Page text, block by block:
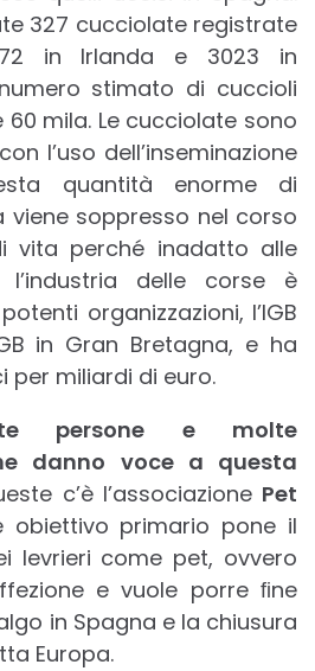
327 cucciolate registrate
in Irlanda e 3023 in
stimato di cuccioli
mila. Le cucciolate sono
l’uso dell’inseminazione
quantità enorme di
viene soppresso nel corso
vita perché inadatto alle
l’industria delle corse è
organizzazioni, l’IGB
in Gran Bretagna, e ha
per miliardi di euro.
persone e molte
danno voce a questa
c’è l’associazione Pet
obiettivo primario pone il
levrieri come pet, ovvero
e vuole porre ﬁne
in Spagna e la chiusura
Europa.